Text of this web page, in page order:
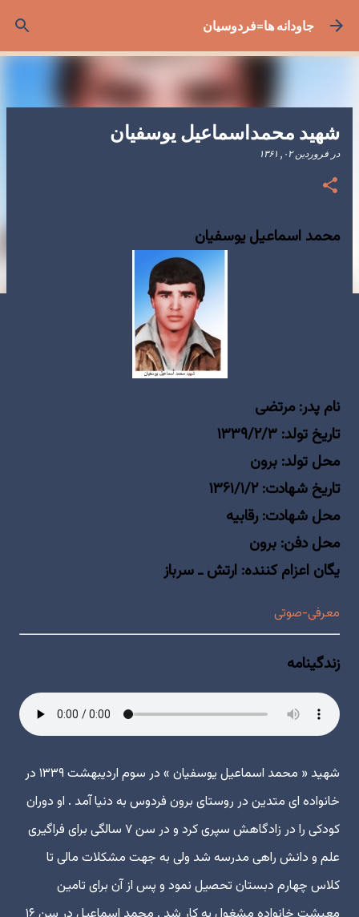
رد شدن به محتوای اصلیجاودانه ها=فردوسیان
شهید محمداسماعیل یوسفیان
در فروردین ۰۲, ۱۳۶۱
محمد اسماعیل یوسفیان
نام پدر: مرتضی
تاریخ تولد: ۱۳۳۹/۲/۳
محل تولد: برون
تاریخ شهادت: ۱۳۶۱/۱/۲
محل شهادت: رقابیه
محل دفن: برون
یگان اعزام کننده: ارتش ـ سرباز
معرفی-صوتی
زندگینامه
شهید « محمد اسماعیل یوسفیان » در سوم اردیبهشت ۱۳۳۹ در
خانواده ای متدین در روستای برون فردوس به دنیا آمد . او دوران
کودکی را در زادگاهش سپری کرد و در سن ۷ سالگی برای فراگیری
علم و دانش راهی مدرسه شد ولی به جهت مشکلات مالی تا
کلاس چهارم دبستان تحصیل نمود و پس از آن برای تامین